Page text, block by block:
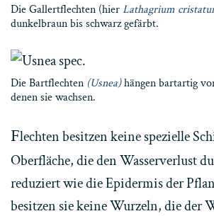
Die Gallertflechten (hierLathagrium
dunkelbraun bis schwarz gefärbt.
Die Bartflechten (Usnea)hängen bartartig
denen sie wachsen.
Flechten besitzen keine spezielle
Oberfläche, die den Wasserverlust
reduziert wie die Epidermis der
besitzen sie keine Wurzeln, die der